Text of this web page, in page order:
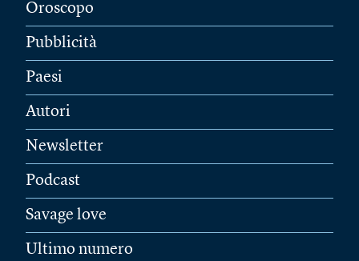
Oroscopo
Pubblicità
Paesi
Autori
Newsletter
Podcast
Savage love
Ultimo numero